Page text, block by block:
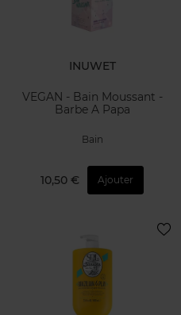
INUWET
VEGAN - Bain Moussant -
Barbe A Papa
Bain
10,50 € Ajouter